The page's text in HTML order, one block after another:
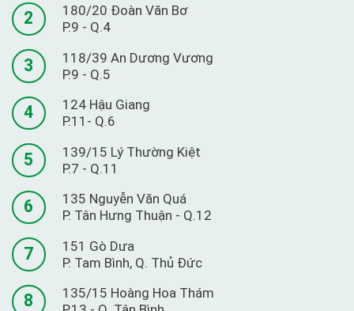
2
180/20 Đoàn Văn Bơ
P.9 - Q.4
3
118/39 An Dương Vương
P.9 - Q.5
4
124 Hậu Giang
P.11- Q.6
5
139/15 Lý Thường Kiệt
P.7 - Q.11
6
135 Nguyễn Văn Quá
P. Tân Hưng Thuận - Q.12
7
151 Gò Dưa
P. Tam Bình, Q. Thủ Đức
8
135/15 Hoàng Hoa Thám